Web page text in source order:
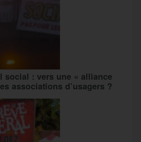
social : vers une « alliance
associations d’usagers ?